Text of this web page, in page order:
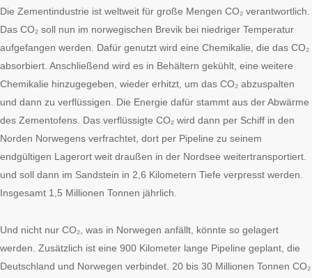
Die Zementindustrie ist weltweit für große Mengen CO₂ verantwortlich.
Das CO₂ soll nun im norwegischen Brevik bei niedriger Temperatur
aufgefangen werden. Dafür genutzt wird eine Chemikalie, die das CO₂
absorbiert. Anschließend wird es in Behältern gekühlt, eine weitere
Chemikalie hinzugegeben, wieder erhitzt, um das CO₂ abzuspalten
und dann zu verflüssigen. Die Energie dafür stammt aus der Abwärme
des Zementofens. Das verflüssigte CO₂ wird dann per Schiff in den
Norden Norwegens verfrachtet, dort per Pipeline zu seinem
endgültigen Lagerort weit draußen in der Nordsee weitertransportiert.
und soll dann im Sandstein in 2,6 Kilometern Tiefe verpresst werden.
Insgesamt 1,5 Millionen Tonnen jährlich.
Und nicht nur CO₂, was in Norwegen anfällt, könnte so gelagert
werden. Zusätzlich ist eine 900 Kilometer lange Pipeline geplant, die
Deutschland und Norwegen verbindet. 20 bis 30 Millionen Tonnen CO₂